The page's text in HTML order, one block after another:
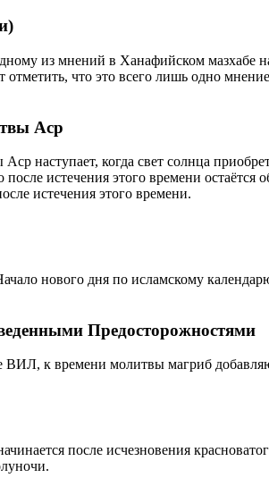
из мнений в Ханафийском мазхабе
отметить, что это всего лишь одно
Аср
наступает, когда свет солнца
истечения этого времени
истечения этого времени.
нового дня по исламскому
Предосторожностями
ВИЛ, к времени молитвы магриб
после исчезновения